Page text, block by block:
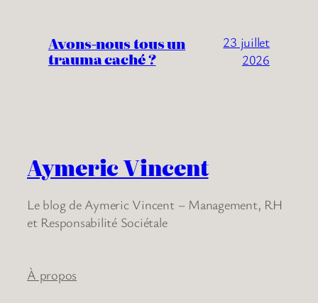
Avons-nous tous un
trauma caché ?
23 juillet
2026
Aymeric Vincent
Le blog de Aymeric Vincent – Management, RH
et Responsabilité Sociétale
À propos